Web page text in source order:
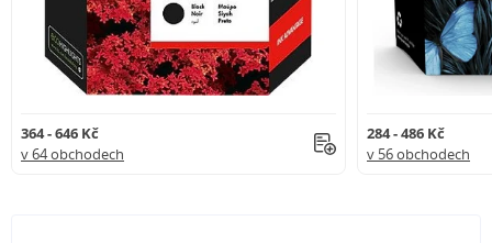
364 - 646 Kč
v 64 obchodech
284 - 486 Kč
v 56 obchodech